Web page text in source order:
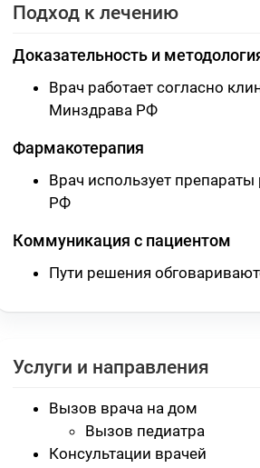
Подход к лечению
Доказательность и
Врач работает согласно
Минздрава РФ
Фармакотерапия
Врач использует
РФ
Коммуникация с пациентом
Пути решения
Услуги и направления
Вызов врача на дом
Вызов педиатра
Консультации врачей